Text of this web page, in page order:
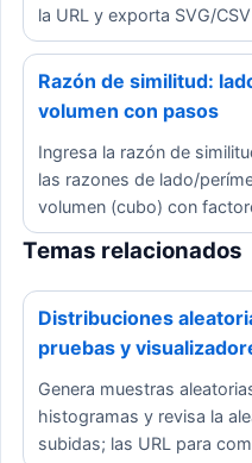
la URL y exporta SVG/
Razón de similitud:
volumen con pasos
Ingresa la razón de
las razones de lado/
volumen (cubo) con
Temas relacionados
Distribuciones
pruebas y
Genera muestras
histogramas y revisa la
subidas; las URL para